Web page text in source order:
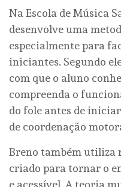
Na Escola de Música
desenvolve uma
especialmente para
iniciantes. Segundo
com que o aluno
compreenda o
do fole antes de
de coordenação
Breno também
criado para tornar o
e acessível. A teoria